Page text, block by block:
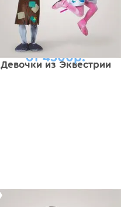
Девочки из Эквестрии
от 4500р.